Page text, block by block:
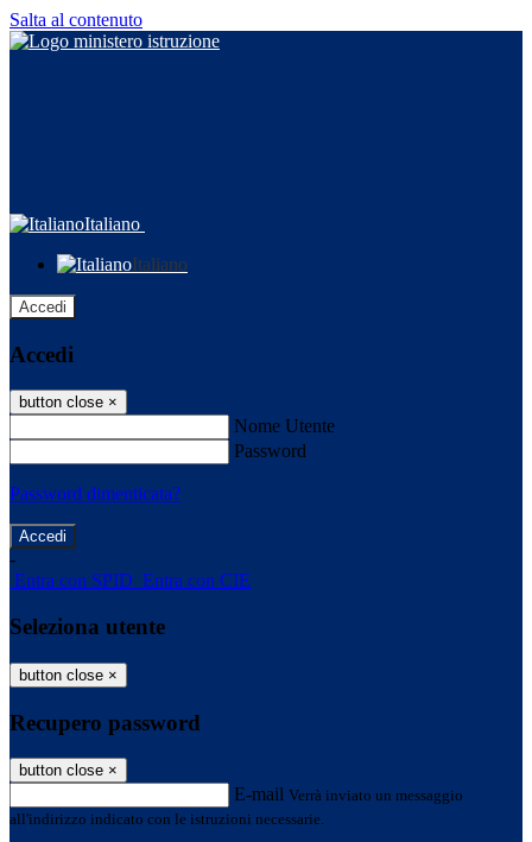
Salta al contenuto
Italiano
Italiano
Accedi
Accedi
button close ×
Nome Utente
Password
Password dimenticata?
-
Entra con SPID Entra con CIE
Seleziona utente
button close ×
Recupero password
button close ×
E-mail Verrà inviato un messaggio
all'indirizzo indicato con le istruzioni necessarie.